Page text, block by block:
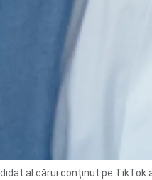
al cărui conținut pe